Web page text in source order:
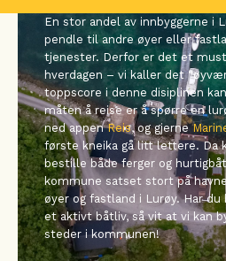
En stor andel av innbyggerne i
pendle til andre øyer eller
tjenester. Derfor er det et
hverdagen – vi kaller det
toppscore i denne disiplinen
måten å reise er å spørre en
ned appenReis, og gjerne
første kneika gå litt lettere. Da
bestille både ferger og
kommune satset stort på
øyer og fastland i Lurøy. Har
et aktivt båtliv, så vit at vi kan
steder i kommunen!